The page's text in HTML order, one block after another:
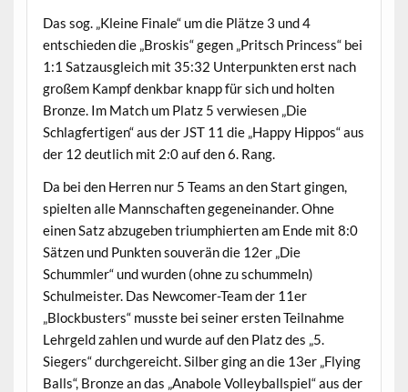
Das sog. „Kleine Finale“ um die Plätze 3 und 4
entschieden die „Broskis“ gegen „Pritsch Princess“ bei
1:1 Satzausgleich mit 35:32 Unterpunkten erst nach
großem Kampf denkbar knapp für sich und holten
Bronze. Im Match um Platz 5 verwiesen „Die
Schlagfertigen“ aus der JST 11 die „Happy Hippos“ aus
der 12 deutlich mit 2:0 auf den 6. Rang.
Da bei den Herren nur 5 Teams an den Start gingen,
spielten alle Mannschaften gegeneinander. Ohne
einen Satz abzugeben triumphierten am Ende mit 8:0
Sätzen und Punkten souverän die 12er „Die
Schummler“ und wurden (ohne zu schummeln)
Schulmeister. Das Newcomer-Team der 11er
„Blockbusters“ musste bei seiner ersten Teilnahme
Lehrgeld zahlen und wurde auf den Platz des „5.
Siegers“ durchgereicht. Silber ging an die 13er „Flying
Balls“, Bronze an das „Anabole Volleyballspiel“ aus der